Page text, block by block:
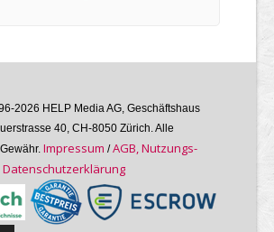
2026 HELP Media AG, Geschäftshaus
40, CH-8050 Zürich. Alle
Im­pres­sum /AGB, Nutzungs­